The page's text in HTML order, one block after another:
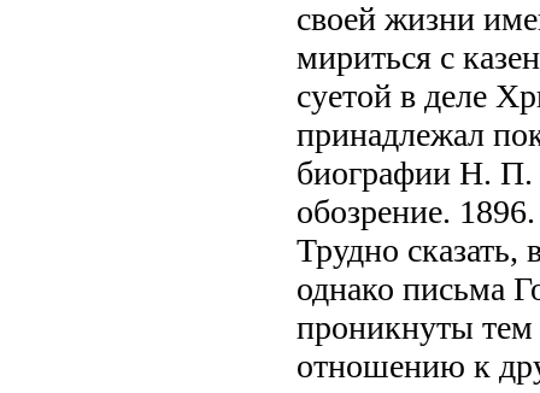
своей жизни
мириться с
суетой в деле
принадлежал
биографии Н. П.
обозрение.
Трудно сказать,
однако письма
проникнуты
отношению к